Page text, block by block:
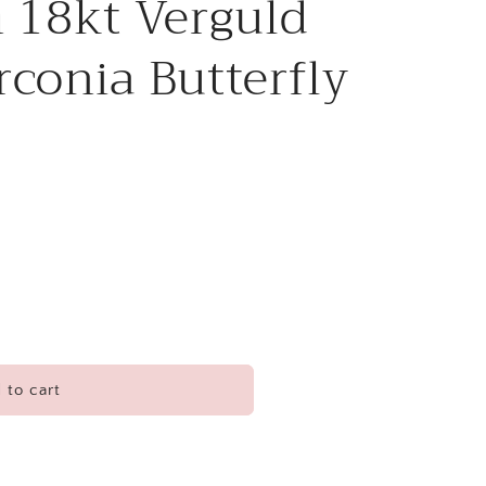
Verguld
Butterfly
to cart